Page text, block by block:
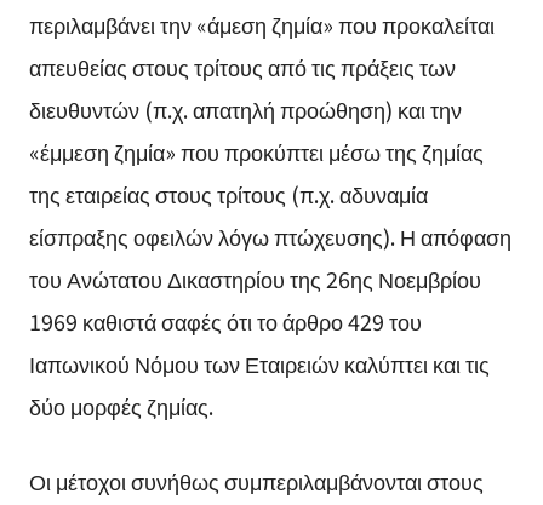
περιλαμβάνει την «άμεση ζημία» που προκαλείται
απευθείας στους τρίτους από τις πράξεις των
διευθυντών (π.χ. απατηλή προώθηση) και την
«έμμεση ζημία» που προκύπτει μέσω της ζημίας
της εταιρείας στους τρίτους (π.χ. αδυναμία
είσπραξης οφειλών λόγω πτώχευσης). Η απόφαση
του Ανώτατου Δικαστηρίου της 26ης Νοεμβρίου
1969 καθιστά σαφές ότι το άρθρο 429 του
Ιαπωνικού Νόμου των Εταιρειών καλύπτει και τις
δύο μορφές ζημίας.
Οι μέτοχοι συνήθως συμπεριλαμβάνονται στους